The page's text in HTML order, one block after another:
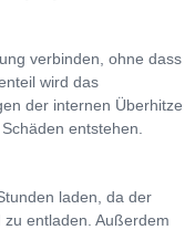
verbinden, ohne dass
wird das
der internen Überhitze
entstehen.
laden, da der
entladen. Außerdem